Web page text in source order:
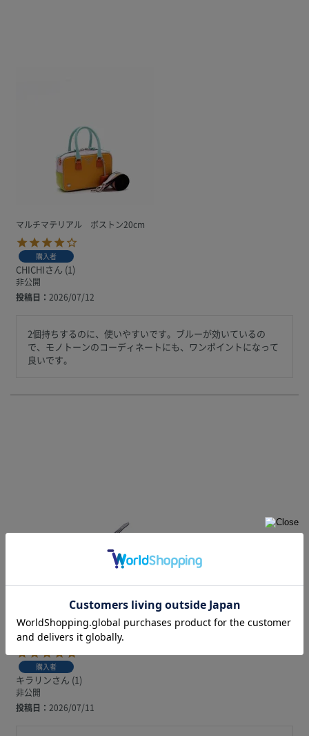
マルチマテリアル ボストン20cm
購入者
CHICHI 1
非公開
投稿日
2026/07/12
2個持ちするのに、使いやすいです。ブルーが効いているの
で、モノトーンのコーディネートにも、ワンポイントになって
良いです。
【数量限定特別価格】【9月末頃入荷予定】クロコ型押し/ターンロックク
ロスボディ
購入者
キラリン 1
非公開
投稿日
2026/07/11